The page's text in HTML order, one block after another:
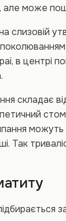
але може
слизовій
в центрі
складає
можуть
Так